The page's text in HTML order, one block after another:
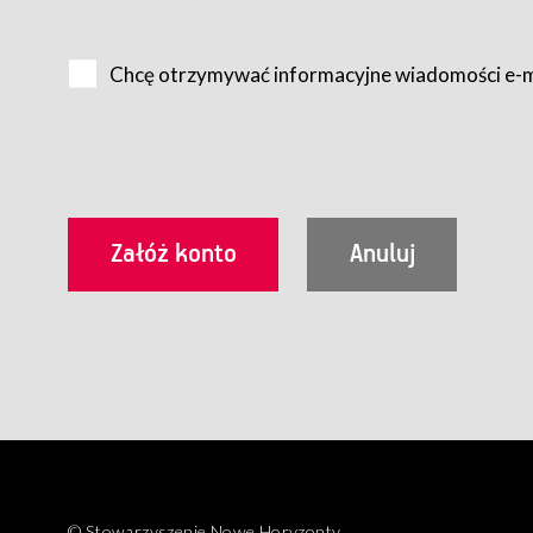
Usługobiorca przed rozpoczęciem korzystania z
utrwalenie i wydrukowanie.
§ 3
Korzystanie ze wszystkich aplikacji Serwisu może być
Chcę otrzymywać informacyjne wiadomości e-